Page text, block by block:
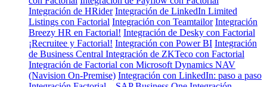
Integración de HRider Integración de LinkedIn Limited
Listings con Factorial Integración con Teamtailor Integración
Breezy HR en Factorial! Integración de Desky con Factorial
¡Recruitee y Factorial! Integración con Power BI Integración
de Business Central Integración de ZKTeco con Factorial
Integración de Factorial con Microsoft Dynamics NAV
(Navision On-Premise) Integración con LinkedIn: paso a paso